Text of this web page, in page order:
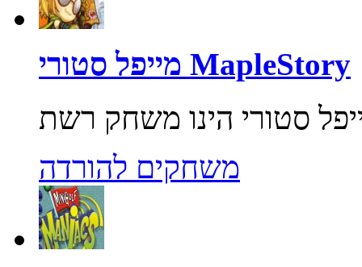
מייפל סטורי MapleStory
משחקים להורדה